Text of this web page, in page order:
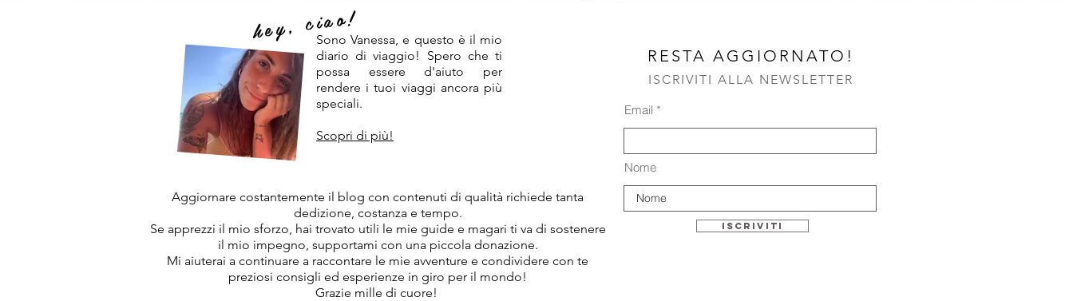
hey, ciao!Sono Vanessa, e questo è il mio
diario di viaggio! Spero che ti
possa essere d'aiuto per
rendere i tuoi viaggi ancora più
speciali.
Scopri di più!
RESTA AGGIORNATO!
ISCRIVITI ALLA NEWSLETTER
Email
Nome
Iscriviti
Aggiornare costantemente il blog con contenuti di qualità richiede tanta
dedizione, costanza e tempo.
Se apprezzi il mio sforzo, hai trovato utili le mie guide e magari ti va di sostenere
il mio impegno, supportami con una piccola donazione.
Mi aiuterai a continuare a raccontare le mie avventure e condividere con te
preziosi consigli ed esperienze in giro per il mondo!
Grazie mille di cuore!